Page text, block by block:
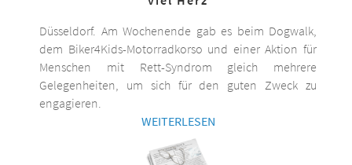
Düsseldorf. Am Wochenende gab es beim Dogwalk,
dem Biker4Kids-Motorradkorso und einer Aktion für
Menschen mit Rett-Syndrom gleich mehrere
Gelegenheiten, um sich für den guten Zweck zu
engagieren.
WEITERLESEN